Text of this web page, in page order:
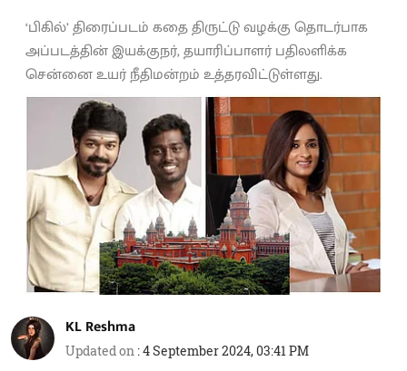
‘பிகில்’ திரைப்படம் கதை திருட்டு வழக்கு தொடர்பாக
அப்படத்தின் இயக்குநர், தயாரிப்பாளர் பதிலளிக்க
சென்னை உயர் நீதிமன்றம் உத்தரவிட்டுள்ளது.
KL Reshma
Updated on :4 September 2024, 03:41 PM